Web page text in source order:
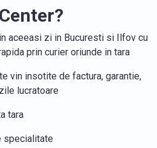
aceeasi zi in Bucuresti si Ilfov cu
prin curier oriunde in tara
vin insotite de factura, garantie,
lucratoare
tara
specialitate